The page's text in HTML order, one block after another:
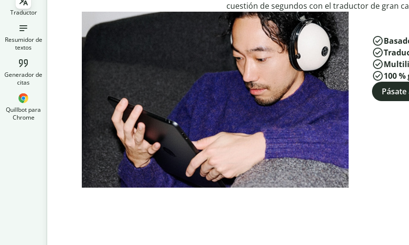
Traductor
Resumidor de
textos
Generador de
citas
Quillbot para
Chrome
cuestión de segundos con el traductor de gran
100